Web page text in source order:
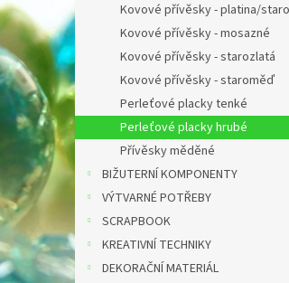
Kovové přívěsky - platina/
Kovové přívěsky - mosazné
Kovové přívěsky - starozlatá
Kovové přívěsky - staroměď
Perleťové placky tenké
Perleťové placky hrubé
Přívěsky měděné
BIŽUTERNÍ KOMPONENTY
VÝTVARNÉ POTŘEBY
SCRAPBOOK
KREATIVNÍ TECHNIKY
DEKORAČNÍ MATERIÁL